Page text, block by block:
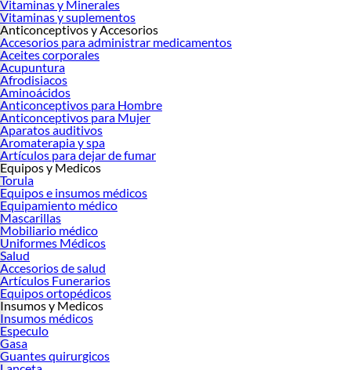
Vitaminas y Minerales
Vitaminas y suplementos
Anticonceptivos y Accesorios
Accesorios para administrar medicamentos
Aceites corporales
Acupuntura
Afrodisiacos
Aminoácidos
Anticonceptivos para Hombre
Anticonceptivos para Mujer
Aparatos auditivos
Aromaterapia y spa
Artículos para dejar de fumar
Equipos y Medicos
Torula
Equipos e insumos médicos
Equipamiento médico
Mascarillas
Mobiliario médico
Uniformes Médicos
Salud
Accesorios de salud
Artículos Funerarios
Equipos ortopédicos
Insumos y Medicos
Insumos médicos
Especulo
Gasa
Guantes quirurgicos